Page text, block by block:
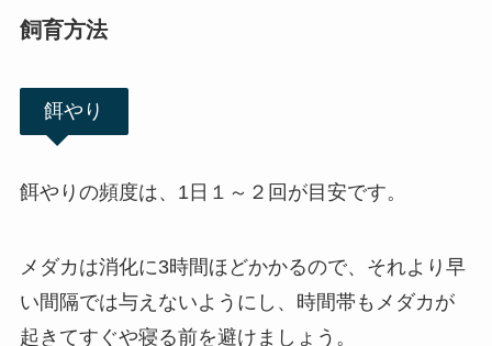
飼育方法
餌やり
餌やりの頻度は、1日１～２回が目安です。
メダカは消化に3時間ほどかかるので、それより早
い間隔では与えないようにし、時間帯もメダカが
起きてすぐや寝る前を避けましょう。